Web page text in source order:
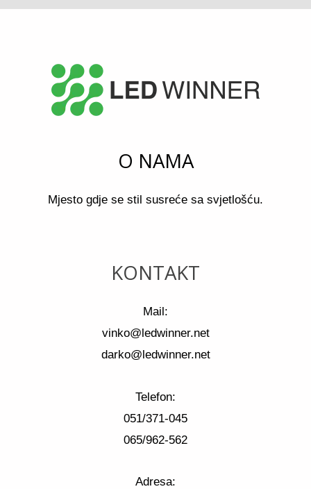
O NAMA
Mjesto gdje se stil susreće sa svjetlošću.
KONTAKT
Mail:
vinko@ledwinner.net
darko@ledwinner.net
Telefon:
051/371-045
065/962-562
Adresa: